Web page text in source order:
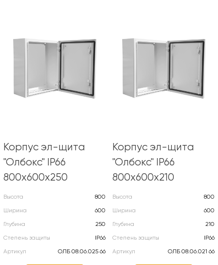
Корпус эл-щита
"Олбокс" IP66
800х600х250
Высота
800
Ширина
600
Глубина
250
Степень защиты
IP66
Артикул
ОЛБ 08.06.025 66
Корпус эл-щита
"Олбокс" IP66
800х600х210
Высота
800
Ширина
600
Глубина
210
Степень защиты
IP66
Артикул
ОЛБ 08.06.021 66